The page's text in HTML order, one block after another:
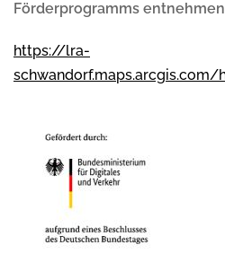
Förderprogramms
https://lra-